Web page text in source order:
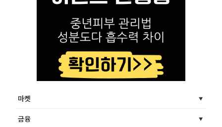
마켓
금융